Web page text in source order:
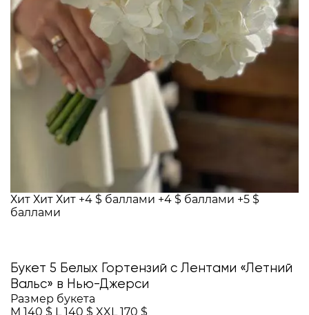
Хит Хит Хит +4 $ баллами +4 $ баллами +5 $
баллами
Букет 5 Белых Гортензий с Лентами «Летний
Вальс» в Нью-Джерси
Размер букета
M 140 $ L 140 $ XXL 170 $